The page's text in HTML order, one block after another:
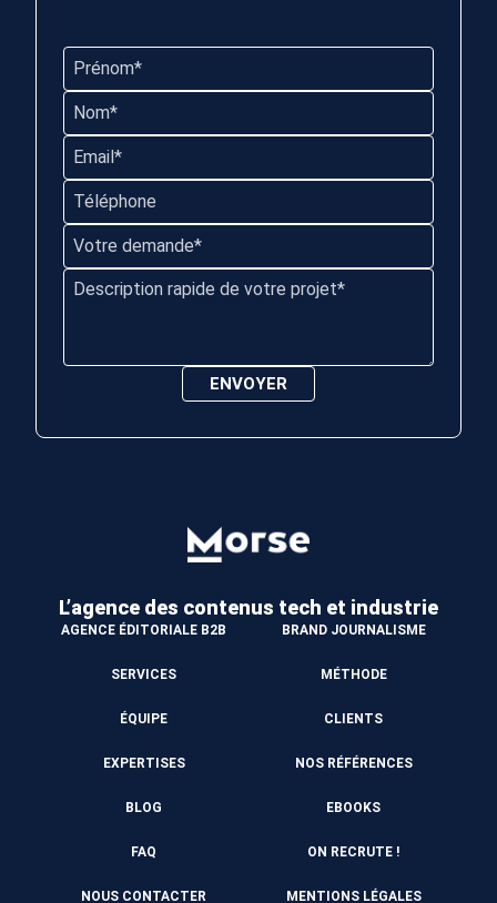
L’agence des contenus tech et industrie
AGENCE ÉDITORIALE B2B BRAND JOURNALISME
SERVICES MÉTHODE
ÉQUIPE CLIENTS
EXPERTISES NOS RÉFÉRENCES
BLOG EBOOKS
FAQ ON RECRUTE !
NOUS CONTACTER MENTIONS LÉGALES